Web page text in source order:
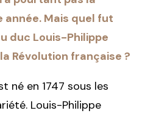
année. Mais quel fut
duc Louis-Philippe
Révolution française ?
né en 1747 sous les
Louis-Philippe